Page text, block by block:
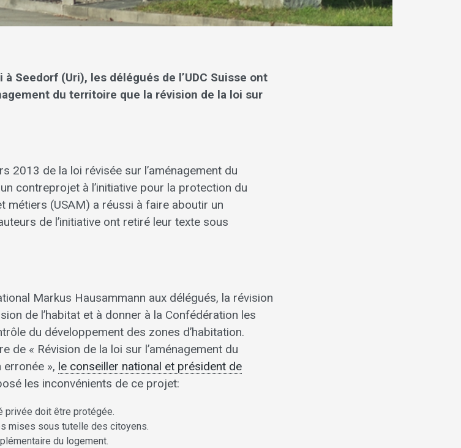
Seedorf (Uri), les délégués de l’UDC Suisse ont
du territoire que la révision de la loi sur
2013 de la loi révisée sur l’aménagement du
contreprojet à l’initiative pour la protection du
métiers (USAM) a réussi à faire aboutir un
de l’initiative ont retiré leur texte sous
Markus Hausammann aux délégués, la révision
de l’habitat et à donner à la Confédération les
du développement des zones d’habitation.
de « Révision de la loi sur l’aménagement du
», le conseiller national et président de
les inconvénients de ce projet:
privée doit être protégée.
mises sous tutelle des citoyens.
du logement.